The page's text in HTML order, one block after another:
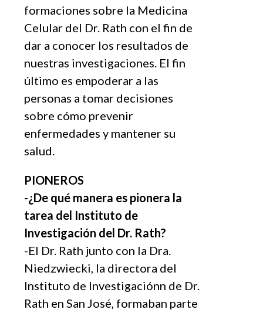
formaciones sobre la Medicina
Celular del Dr. Rath con el fin de
dar a conocer los resultados de
nuestras investigaciones. El fin
último es empoderar a las
personas a tomar decisiones
sobre cómo prevenir
enfermedades y mantener su
salud.
PIONEROS
-¿De qué manera es pionera la
tarea del Instituto de
Investigación del Dr. Rath?
-El Dr. Rath junto con la Dra.
Niedzwiecki, la directora del
Instituto de Investigaciónn de Dr.
Rath en San José, formaban parte